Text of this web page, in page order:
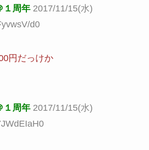
１周年 2017/11/15(水)
d0
円だっけか
１周年 2017/11/15(水)